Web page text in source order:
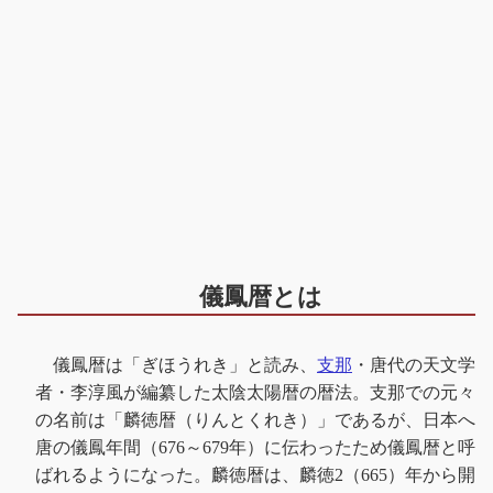
儀鳳暦とは
儀鳳暦は「ぎほうれき」と読み、 支那 ・唐代の天文学
者・李淳風が編纂した太陰太陽暦の暦法。支那での元々
の名前は「麟徳暦（りんとくれき）」であるが、日本へ
唐の儀鳳年間（676～679年）に伝わったため儀鳳暦と呼
ばれるようになった。麟徳暦は、麟徳2（665）年から開